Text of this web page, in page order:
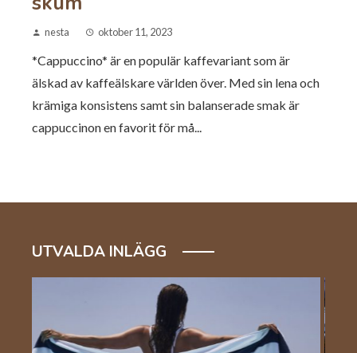
nesta oktober 11, 2023
*Cappuccino* är en populär kaffevariant som är
älskad av kaffeälskare världen över. Med sin lena och
krämiga konsistens samt sin balanserade smak är
cappuccinon en favorit för må...
UTVALDA INLÄGG